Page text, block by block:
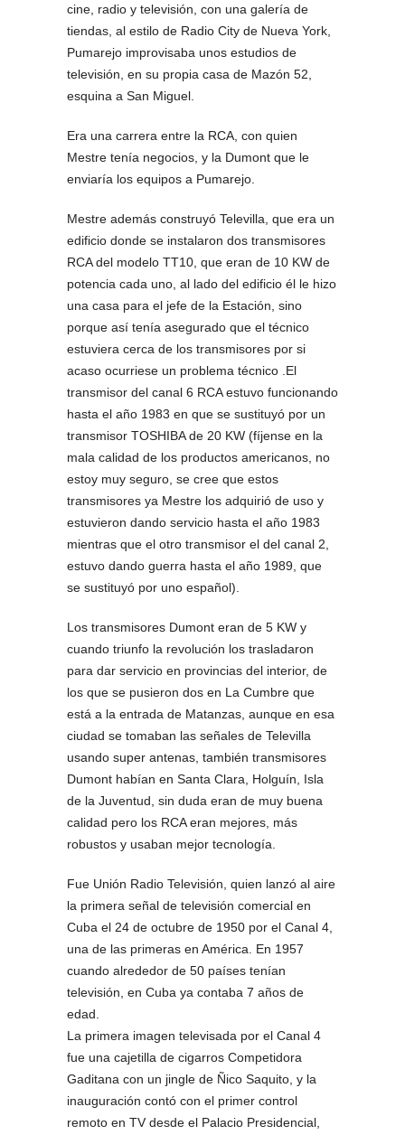
cine, radio y televisión, con una galería de
tiendas, al estilo de Radio City de Nueva York,
Pumarejo improvisaba unos estudios de
televisión, en su propia casa de Mazón 52,
esquina a San Miguel.
Era una carrera entre la RCA, con quien
Mestre tenía negocios, y la Dumont que le
enviaría los equipos a Pumarejo.
Mestre además construyó Televilla, que era un
edificio donde se instalaron dos transmisores
RCA del modelo TT10, que eran de 10 KW de
potencia cada uno, al lado del edificio él le hizo
una casa para el jefe de la Estación, sino
porque así tenía asegurado que el técnico
estuviera cerca de los transmisores por si
acaso ocurriese un problema técnico .El
transmisor del canal 6 RCA estuvo funcionando
hasta el año 1983 en que se sustituyó por un
transmisor TOSHIBA de 20 KW (fíjense en la
mala calidad de los productos americanos, no
estoy muy seguro, se cree que estos
transmisores ya Mestre los adquirió de uso y
estuvieron dando servicio hasta el año 1983
mientras que el otro transmisor el del canal 2,
estuvo dando guerra hasta el año 1989, que
se sustituyó por uno español).
Los transmisores Dumont eran de 5 KW y
cuando triunfo la revolución los trasladaron
para dar servicio en provincias del interior, de
los que se pusieron dos en La Cumbre que
está a la entrada de Matanzas, aunque en esa
ciudad se tomaban las señales de Televilla
usando super antenas, también transmisores
Dumont habían en Santa Clara, Holguín, Isla
de la Juventud, sin duda eran de muy buena
calidad pero los RCA eran mejores, más
robustos y usaban mejor tecnología.
Fue Unión Radio Televisión, quien lanzó al aire
la primera señal de televisión comercial en
Cuba el 24 de octubre de 1950 por el Canal 4,
una de las primeras en América. En 1957
cuando alrededor de 50 países tenían
televisión, en Cuba ya contaba 7 años de
edad.
La primera imagen televisada por el Canal 4
fue una cajetilla de cigarros Competidora
Gaditana con un jingle de Ñico Saquito, y la
inauguración contó con el primer control
remoto en TV desde el Palacio Presidencial,